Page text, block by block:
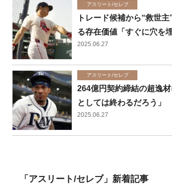
アスリート/セレブ
トレード候補から“救世
る存在価値「すぐに穴を
2025.06.27
アスリート/セレブ
264億円契約締結の超逸
としては終わるだろう」
2025.06.27
「アスリート/セレブ」新着記事